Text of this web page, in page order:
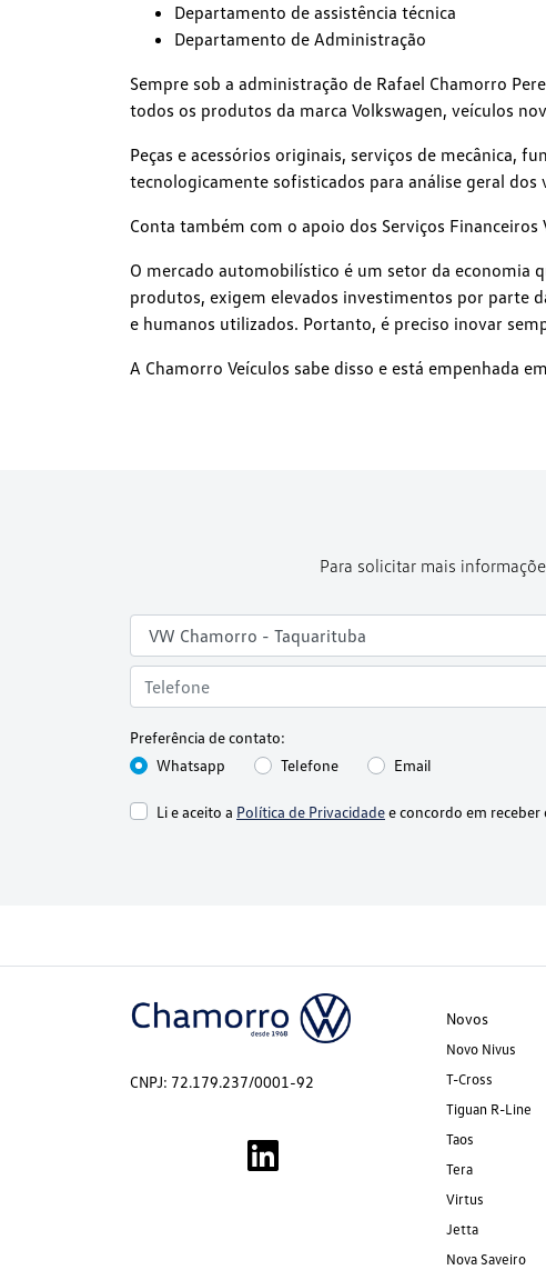
Departamento de assistência técnica
Departamento de Administração
Sempre sob a administração de Rafael Chamorro
todos os produtos da marca Volkswagen, veículos
Peças e acessórios originais, serviços de mecânica,
tecnologicamente sofisticados para análise geral dos
Conta também com o apoio dos Serviços
O mercado automobilístico é um setor da economia
produtos, exigem elevados investimentos por parte
e humanos utilizados. Portanto, é preciso inovar
A Chamorro Veículos sabe disso e está empenhada
Para solicitar mais
Preferência de contato:
Whatsapp
Telefone Email
Li e aceito a Política de Privacidadee concordo em receber
CNPJ: 72.179.237/0001-92
Novos
Novo Nivus
T-Cross
Tiguan R-Line
Taos
Tera
Virtus
Jetta
Nova Saveiro